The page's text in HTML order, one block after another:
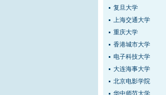
复旦大学
上海交通大学
重庆大学
香港城市大学
电子科技大学
大连海事大学
北京电影学院
华中师范大学